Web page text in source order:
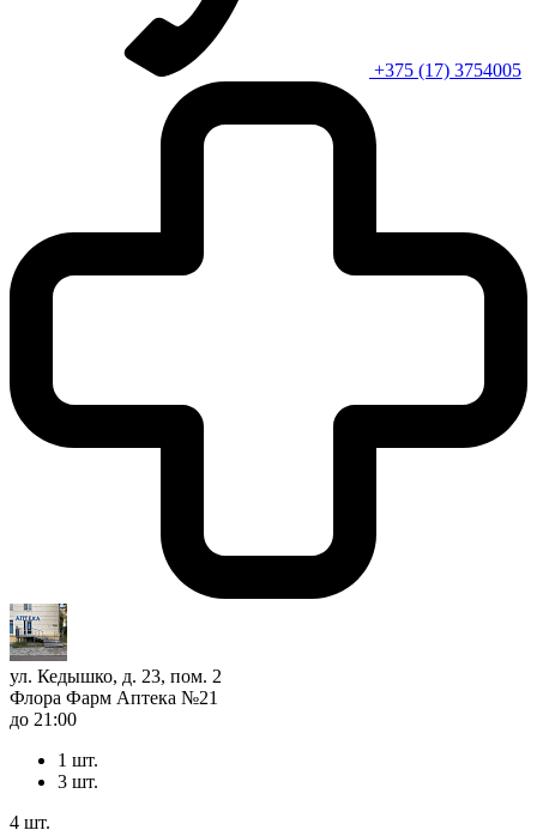
+375 (17) 3754005
ул. Кедышко, д. 23, пом. 2
Флора Фарм Аптека №21
до 21:00
1 шт.
3 шт.
4 шт.